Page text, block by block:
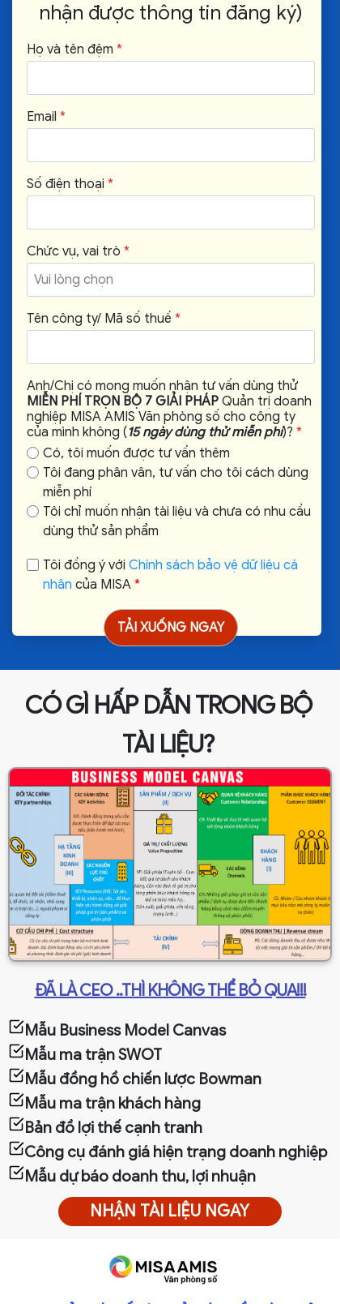
nhận được thông tin đăng ký)
Họ và tên đệm *
Email *
Số điện thoại *
Chức vụ, vai trò *
Tên công ty/ Mã số thuế *
Anh/Chị có mong muốn nhận tư vấn dùng thử
MIỄN PHÍ TRỌN BỘ 7 GIẢI PHÁP Quản trị doanh
nghiệp MISA AMIS Văn phòng số cho công ty
của mình không ( 15 ngày dùng thử miễn phí)? *
Có, tôi muốn được tư vấn thêm
Tôi đang phân vân, tư vấn cho tôi cách dùng
miễn phí
Tôi chỉ muốn nhận tài liệu và chưa có nhu cầu
dùng thử sản phẩm
Tôi đồng ý với Chính sách bảo vệ dữ liệu cá
nhân của MISA *
NHẬN TÀI LIỆU NGAY
CÓ GÌ HẤP DẪN TRONG BỘ
TÀI LIỆU?
ĐÃ LÀ CEO ..THÌ KHÔNG THỂ BỎ QUA!!!
Mẫu Business Model Canvas
Mẫu ma trận SWOT
Mẫu đồng hồ chiến lược Bowman
Mẫu ma trận khách hàng
Bản đồ lợi thế cạnh tranh
Công cụ đánh giá hiện trạng doanh nghiệp
Mẫu dự báo doanh thu, lợi nhuận